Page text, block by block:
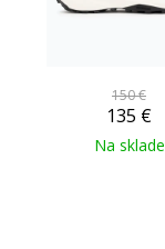
150 €
135 €
Na sklade